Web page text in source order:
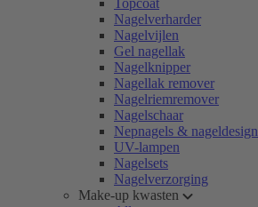
Topcoat
Nagelverharder
Nagelvijlen
Gel nagellak
Nagelknipper
Nagellak remover
Nagelriemremover
Nagelschaar
Nepnagels & nageldesign
UV-lampen
Nagelsets
Nagelverzorging
Make-up kwasten